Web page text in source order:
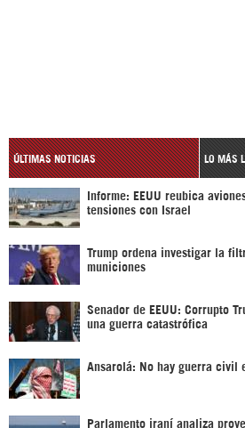
ÚLTIMAS NOTICIAS LO MÁS
Informe: EEUU reubica
tensiones con Israel
Trump ordena investigar la
municiones
Senador de EEUU: Corrupto
una guerra catastrófica
Ansarolá: No hay guerra civil
Parlamento iraní analiza